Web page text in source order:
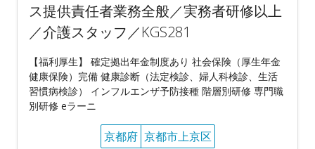
ス提供責任者業務全般／実務者研修以上
／介護スタッフ／KGS281
【福利厚生】 確定拠出年金制度あり 社会保険（厚生年金
健康保険）完備 健康診断（法定検診、婦人科検診、生活
習慣病検診） インフルエンザ予防接種 階層別研修 専門職
別研修 eラーニ
京都府 京都市上京区